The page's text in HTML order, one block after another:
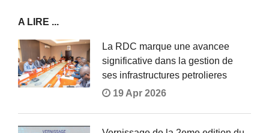
A LIRE ...
La RDC marque une avancee
significative dans la gestion de
ses infrastructures petrolieres
19 Apr 2026